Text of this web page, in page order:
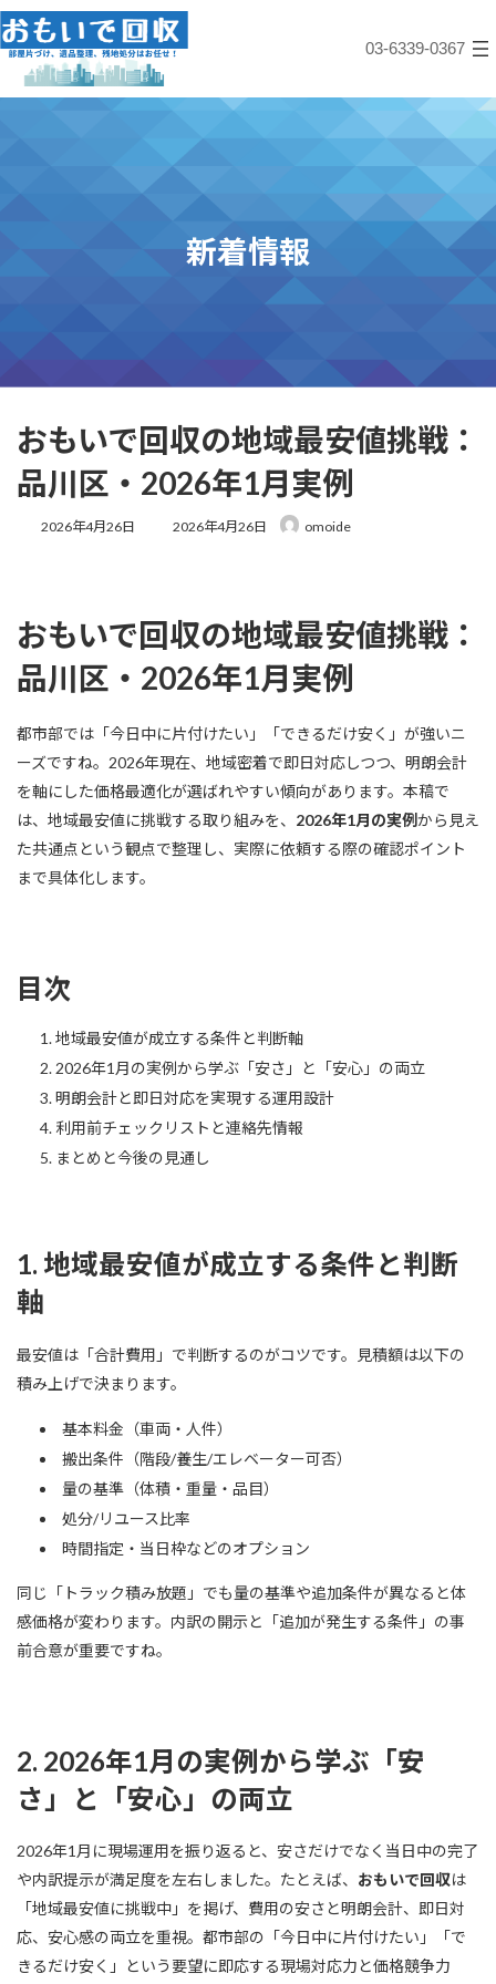
コ
ン
テ
ツ
ナ
ビ
ゲ
シ
03-6339-0367
新着情報
おもいで回収の地域最安値挑戦：
品川区・2026年1月実例
2026年4月26日
最
時
:
2026年4月26日 omoide
おもいで回収の地域最安値挑戦：
品川区・2026年1月実例
都市部では「今日中に片付けたい」「できるだけ安く」が強いニ
ーズですね。2026年現在、地域密着で即日対応しつつ、明朗会計
を軸にした価格最適化が選ばれやすい傾向があります。本稿で
は、地域最安値に挑戦する取り組みを、 2026年1月の実例から見え
た共通点という観点で整理し、実際に依頼する際の確認ポイント
まで具体化します。
目次
地域最安値が成立する条件と判断軸
2026年1月の実例から学ぶ「安さ」と「安心」の両立
明朗会計と即日対応を実現する運用設計
利用前チェックリストと連絡先情報
まとめと今後の見通し
1. 地域最安値が成立する条件と判断
軸
最安値は「合計費用」で判断するのがコツです。見積額は以下の
積み上げで決まります。
基本料金（車両・人件）
搬出条件（階段/養生/エレベーター可否）
量の基準（体積・重量・品目）
処分/リユース比率
時間指定・当日枠などのオプション
同じ「トラック積み放題」でも量の基準や追加条件が異なると体
感価格が変わります。内訳の開示と「追加が発生する条件」の事
前合意が重要ですね。
2. 2026年1月の実例から学ぶ「安
さ」と「安心」の両立
2026年1月に現場運用を振り返ると、安さだけでなく当日中の完了
や内訳提示が満足度を左右しました。たとえば、 おもいで回収は
「地域最安値に挑戦中」を掲げ、費用の安さと明朗会計、即日対
応、安心感の両立を重視。都市部の「今日中に片付けたい」「で
きるだけ安く」という要望に即応する現場対応力と価格競争力